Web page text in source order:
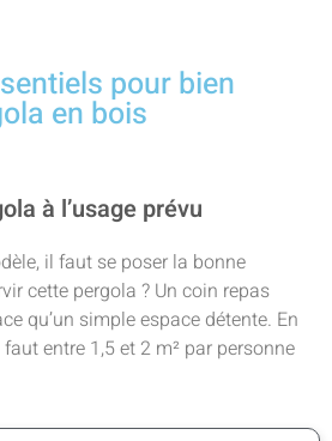
pour bien
en bois
à l’usage prévu
il faut se poser la bonne
cette pergola ? Un coin repas
qu’un simple espace détente. En
entre 1,5 et 2 m² par personne